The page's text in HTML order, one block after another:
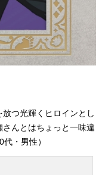
影監督：若林優編
音響監督：明田川仁
ニメーション制
協力：ENISHIYA主
放つ光輝くヒロインとし
んとはちょっと一味違
・男性）